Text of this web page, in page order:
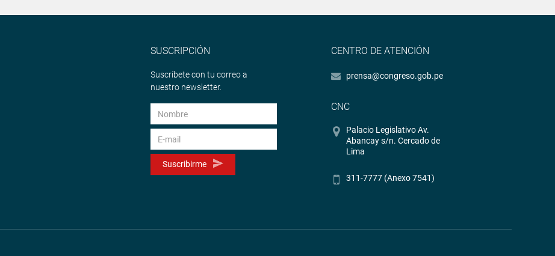
SUSCRIPCIÓN
Suscríbete con tu correo a
nuestro newsletter.
Suscribirme
CENTRO DE ATENCIÓN
prensa@congreso.gob.pe
CNC
Palacio Legislativo Av.
Abancay s/n. Cercado de
Lima
311-7777 (Anexo 7541)